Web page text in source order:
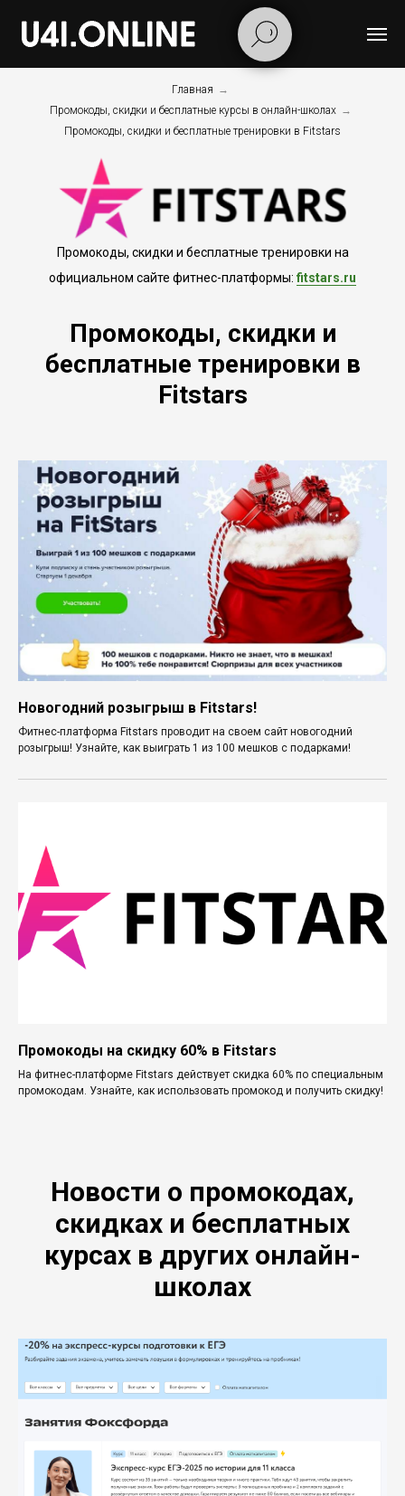
Главная →
Промокоды, скидки и бесплатные курсы в онлайн-школах →
Промокоды, скидки и бесплатные тренировки в Fitstars
Промокоды, скидки и бесплатные тренировки на
официальном сайте фитнес-платформы: fitstars.ru
Промокоды, скидки и
бесплатные тренировки в
Fitstars
Новогодний розыгрыш в Fitstars!
Фитнес-платформа Fitstars проводит на своем сайт новогодний
розыгрыш! Узнайте, как выиграть 1 из 100 мешков с подарками!
Промокоды на скидку 60% в Fitstars
На фитнес-платформе Fitstars действует скидка 60% по специальным
промокодам. Узнайте, как использовать промокод и получить скидку!
Новости о промокодах,
скидках и бесплатных
курсах в других онлайн-
школах